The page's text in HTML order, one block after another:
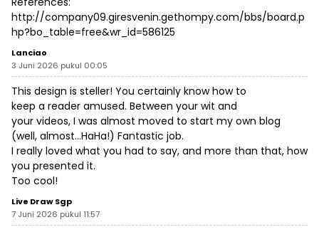
http://company09.giresvenin.gethompy.com/bbs/board.p
hp?bo_table=free&wr_id=586125
Lanciao
3 Juni 2026 pukul 00:05
This design is steller! You certainly know how to
keep a reader amused. Between your wit and
your videos, I was almost moved to start my own blog
(well, almost…HaHa!) Fantastic job.
I really loved what you had to say, and more than that, how
you presented it.
Too cool!
Live Draw Sgp
7 Juni 2026 pukul 11:57